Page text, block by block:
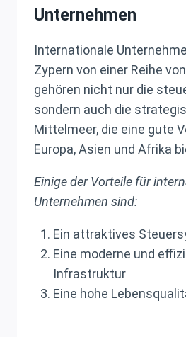
Unternehmen
Internationale
Zypern von einer Reihe
gehören nicht nur die
sondern auch die
Mittelmeer, die eine gute
Europa, Asien und Afrika
Einige der Vorteile für
Unternehmen sind:
Ein attraktives
Eine moderne und
Infrastruktur
Eine hohe